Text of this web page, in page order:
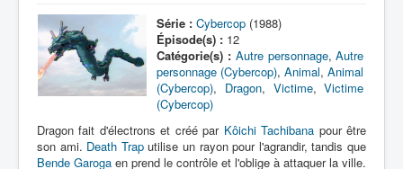
Toku-Critiques
Séries
Films
Dessins
Série : Cybercop (1988)
Épisode(s) : 12
Catégorie(s) : Autre personnage,Autre
personnage (Cybercop),Animal,Animal
(Cybercop), Dragon, Victime,Victime
(Cybercop)
Dragon fait d'électrons et créé par Kôichi Tachibana pour être
son ami. Death Traputilise un rayon pour l'agrandir, tandis que
Bende Garoga en prend le contrôle et l'oblige à attaquer la ville.